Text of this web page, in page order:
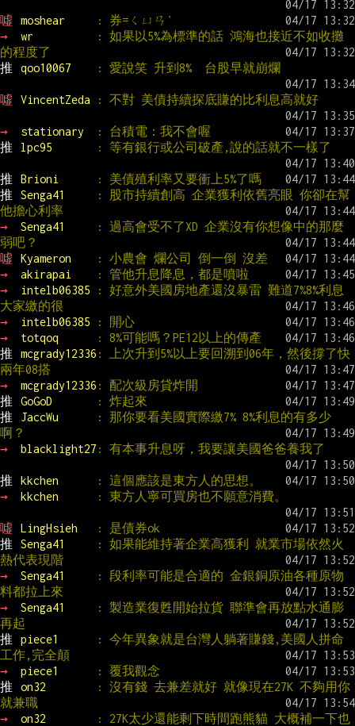
噓 moshear
: 券=ㄑㄩㄢˋ
→
wr
: 如果以5%為標準的話 鴻海也接近不如收攤
的程度了
推
qoo10067 : 愛說笑 升到8%  台股早就崩爛
噓 VincentZeda : 不對 美債持續探底賺的比利息高就好
→ stationary
: 台積電：我不會喔
推
lpc95 : 等有銀行或公司破產,說的話就不一樣了
推 Brioni
: 美債殖利率又要衝上5%了嗎
推
Senga41
: 股市持續創高 企業獲利依舊亮眼 你卻在幫
他擔心利率
→
Senga41
: 過高會受不了XD 企業沒有你想像中的那麼
弱吧？
噓
Kyameron
: 小農會 爛公司 倒一倒 沒差
→
akirapai
: 管他升息降息，都是噴啦
→
intelb06385
: 好意外美國房地產還沒暴雷 難道7%8%利息
大家繳的很
→
intelb06385
: 開心
→
totqoq
: 8%可能嗎？PE12以上的傳產
推
mcgrady12336 : 上次升到5%以上要回溯到06年，然後撐了快
兩年08搭
→
mcgrady12336 : 配次級房貸炸開
推
GoGoD
: 炸起來
推
JaccWu
: 那你要看美國實際繳7% 8%利息的有多少
啊？
→
blacklight27 : 有本事升息呀，我要讓美國爸爸養我了
推 kkchen
: 這個應該是東方人的思想。
→
kkchen : 東方人寧可買房也不願意消費。
噓 LingHsieh
: 是債券ok
推
Senga41
: 如果能維持著企業高獲利 就業市場依然火
熱代表現階
→
Senga41
: 段利率可能是合適的 金銀銅原油各種原物
料都拉上來
→
Senga41
: 製造業復甦開始拉貨 聯準會再放點水通膨
再起
推
piece1
: 今年異象就是台灣人躺著賺錢,美國人拼命
工作,完全顛
→
piece1
: 覆我觀念
推
on32
: 沒有錢 去兼差就好 就像現在27K 不夠用你
就兼職
→
on32
: 27K太少還能剩下時間跑熊貓 大概補一下也